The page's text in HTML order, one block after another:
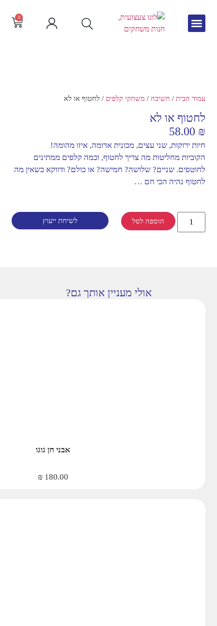
0
עמוד הבית / חשיבה / משחקי קלפים / לחטוף או לא
לחטוף או לא
58.00 ₪
חיות ירוקות, שני עצים, מכונית אדומה, איזו מהומה!
הקוביות מחליטות מה צריך לחטוף, וכמה קלפים ממתינים
לחוטפים. שניים? שלושה? חמישה? או כולם? ודווקא כשאין מה
לחטוף נהיה הכי חם …
הוספה לסל לשיחת ייעוץ
אולי מעניין אותך גם?
אבני חן גוגו
180.00
₪